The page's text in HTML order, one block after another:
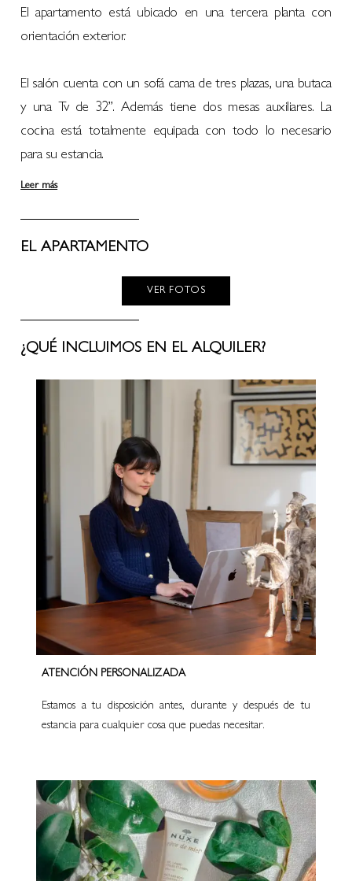
El apartamento está ubicado en una tercera planta con
orientación exterior.
El salón cuenta con un sofá cama de tres plazas, una butaca
y una Tv de 32”. Además tiene dos mesas auxiliares. La
cocina está totalmente equipada con todo lo necesario
para su estancia.
Leer más
EL APARTAMENTO
VER FOTOS
¿QUÉ INCLUIMOS EN EL ALQUILER?
ATENCIÓN PERSONALIZADA
Estamos a tu disposición antes, durante y después de tu
estancia para cualquier cosa que puedas necesitar.